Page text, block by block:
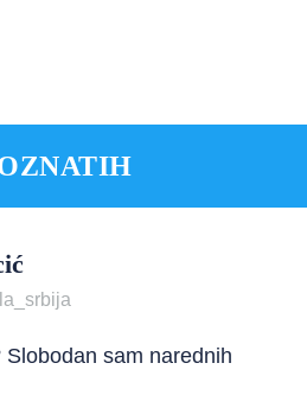
sam narednih